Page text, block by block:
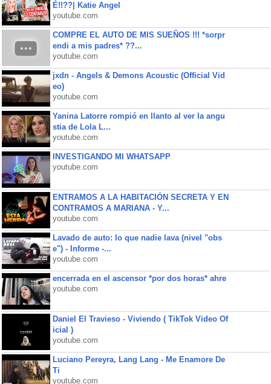
É!!??| Katie Angel
youtube.com
COMPRE EL AUTO DE MIS SUEÑOS !!! *sorpr
endi a mis padres* ??...
youtube.com
jxdn - Angels & Demons Acoustic (Official Vid
eo)
youtube.com
Yanina Latorre rompió en llanto al ver la angu
stia de Lola L...
youtube.com
INVESTIGANDO MI WHATSAPP
youtube.com
ENTRAMOS A LA HABITACIÓN SECRETA Y EN
CONTRAMOS A MARIANA - Y...
youtube.com
Lavado de auto: lo que nadie lava (nivel "obs
e") - Informe -...
youtube.com
encerrada en el ascensor *por dos horas* ahre
youtube.com
Daniel El Travieso - Viviendo ( TikTok Video Of
icial )
youtube.com
Luciano Pereyra, Lang Lang - Me Enamore De
Ti
youtube.com